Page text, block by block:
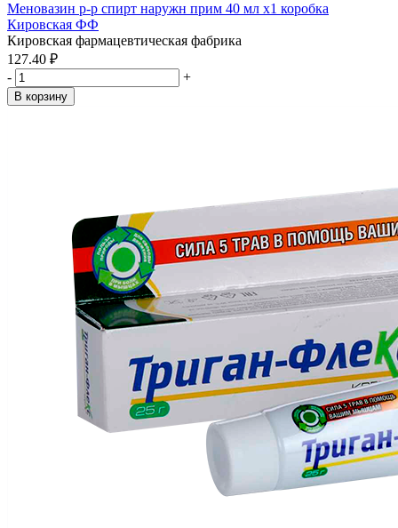
Меновазин р-р спирт наружн прим 40 мл x1 коробка
Кировская ФФ
Кировская фармацевтическая фабрика
127.40 ₽
-
+
В корзину